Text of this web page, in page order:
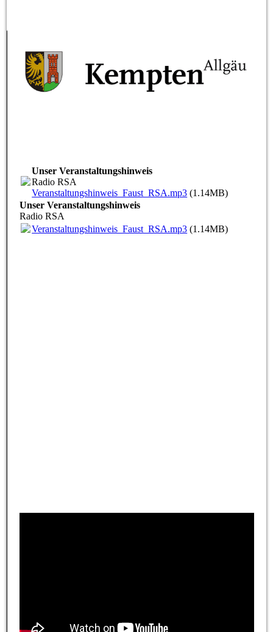
Unser Veranstaltungshinweis
Radio RSA
Veranstaltungshinweis_Faust_RSA.mp3 (1.14MB)
Unser Veranstaltungshinweis
Radio RSA
Veranstaltungshinweis_Faust_RSA.mp3 (1.14MB)